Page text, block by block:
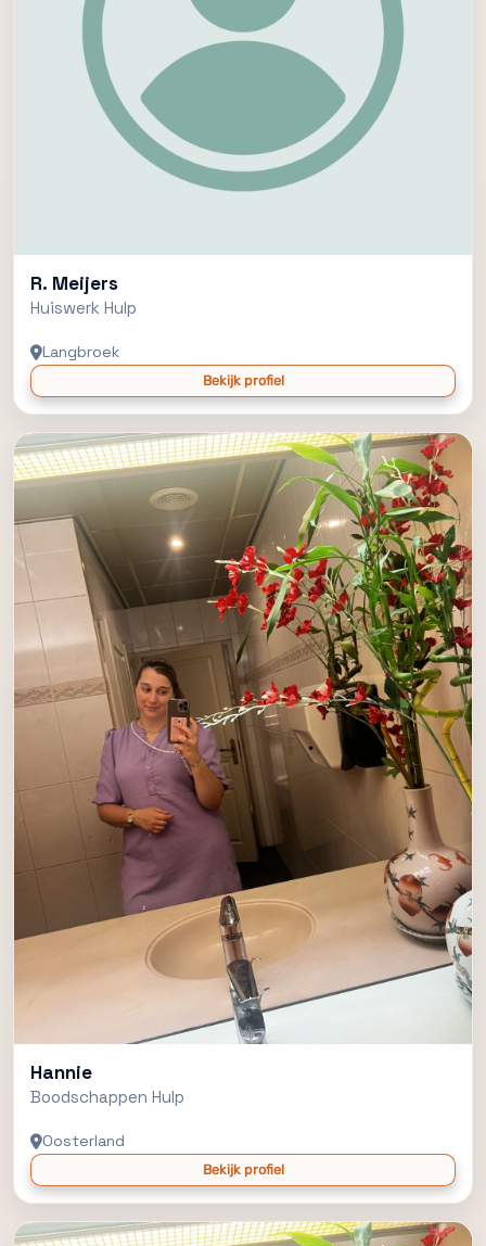
R. Meijers
Huiswerk Hulp
Langbroek
Bekijk profiel
Hannie
Boodschappen Hulp
Oosterland
Bekijk profiel